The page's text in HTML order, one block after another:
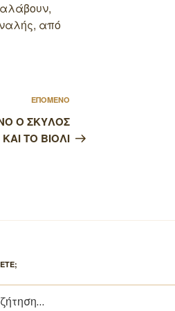
από
άρθρο
ΕΠΟΜΕΝΟ
Ο ΣΚΥΛΟΣ
ΚΑΙ ΤΟ ΒΙΟΛΙ